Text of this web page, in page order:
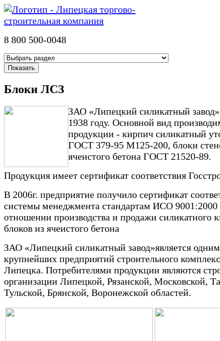
8 800 500-0048
Блоки ЛСЗ
ЗАО «Липецкий силикатный
1938 году. Основной вид
продукции - кирпич силикатный
ГОСТ 379-95 М125-200, блоки
ячеистого бетона ГОСТ 21520-89.
Продукция имеет сертификат соответствия
В 2006г. предприятие получило сертификат
системы менеджмента стандартам ИСО 9001:2000
отношении производства и продажи силикатного
блоков из ячеистого бетона
ЗАО «Липецкий силикатный завод»является
крупнейших предприятий строительного
Липецка. Потребителями продукции являются
организации Липецкой, Рязанской, Московской,
Тульской, Брянской, Воронежской областей.